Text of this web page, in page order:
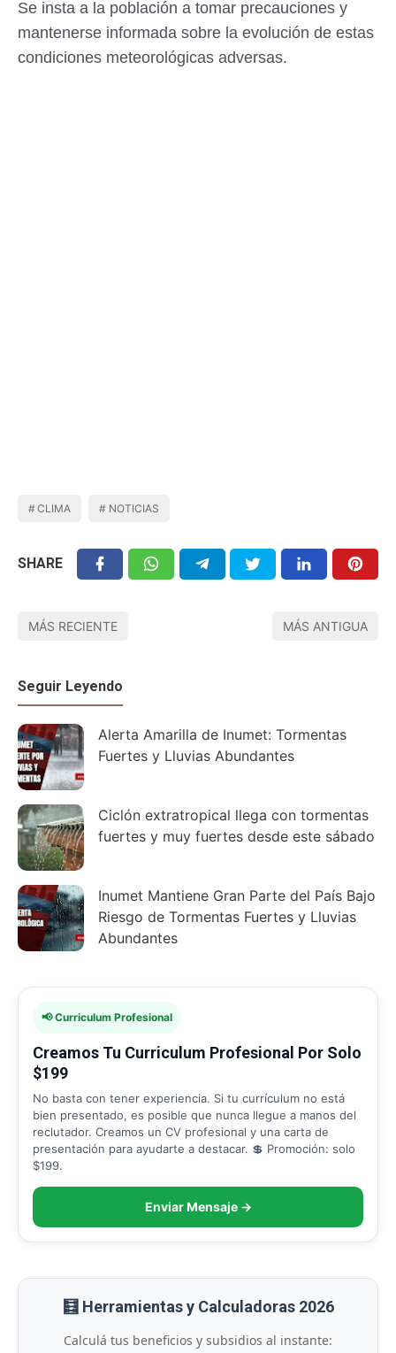
Se insta a la población a tomar precauciones y
mantenerse informada sobre la evolución de estas
condiciones meteorológicas adversas.
CLIMA NOTICIAS
SHARE
MÁS RECIENTE MÁS ANTIGUA
Seguir Leyendo
Alerta Amarilla de Inumet: Tormentas
Fuertes y Lluvias Abundantes
Ciclón extratropical llega con tormentas
fuertes y muy fuertes desde este sábado
Inumet Mantiene Gran Parte del País Bajo
Riesgo de Tormentas Fuertes y Lluvias
Abundantes
📢 Curriculum Profesional
Creamos Tu Curriculum Profesional Por Solo
$199
No basta con tener experiencia. Si tu currículum no está
bien presentado, es posible que nunca llegue a manos del
reclutador. Creamos un CV profesional y una carta de
presentación para ayudarte a destacar. 💲 Promoción: solo
$199.
Enviar Mensaje →
🧮 Herramientas y Calculadoras 2026
Calculá tus beneficios y subsidios al instante: